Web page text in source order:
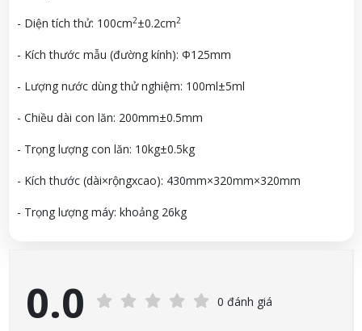
- Diện tích thử: 100cm2±0.2cm2
- Kích thước mẫu (đường kính): Φ125mm
- Lượng nước dùng thử nghiệm: 100ml±5ml
- Chiều dài con lăn: 200mm±0.5mm
- Trọng lượng con lăn: 10kg±0.5kg
- Kích thước (dài×rộngxcao): 430mm×320mm×320mm
- Trọng lượng máy: khoảng 26kg
0.0 0 đánh giá